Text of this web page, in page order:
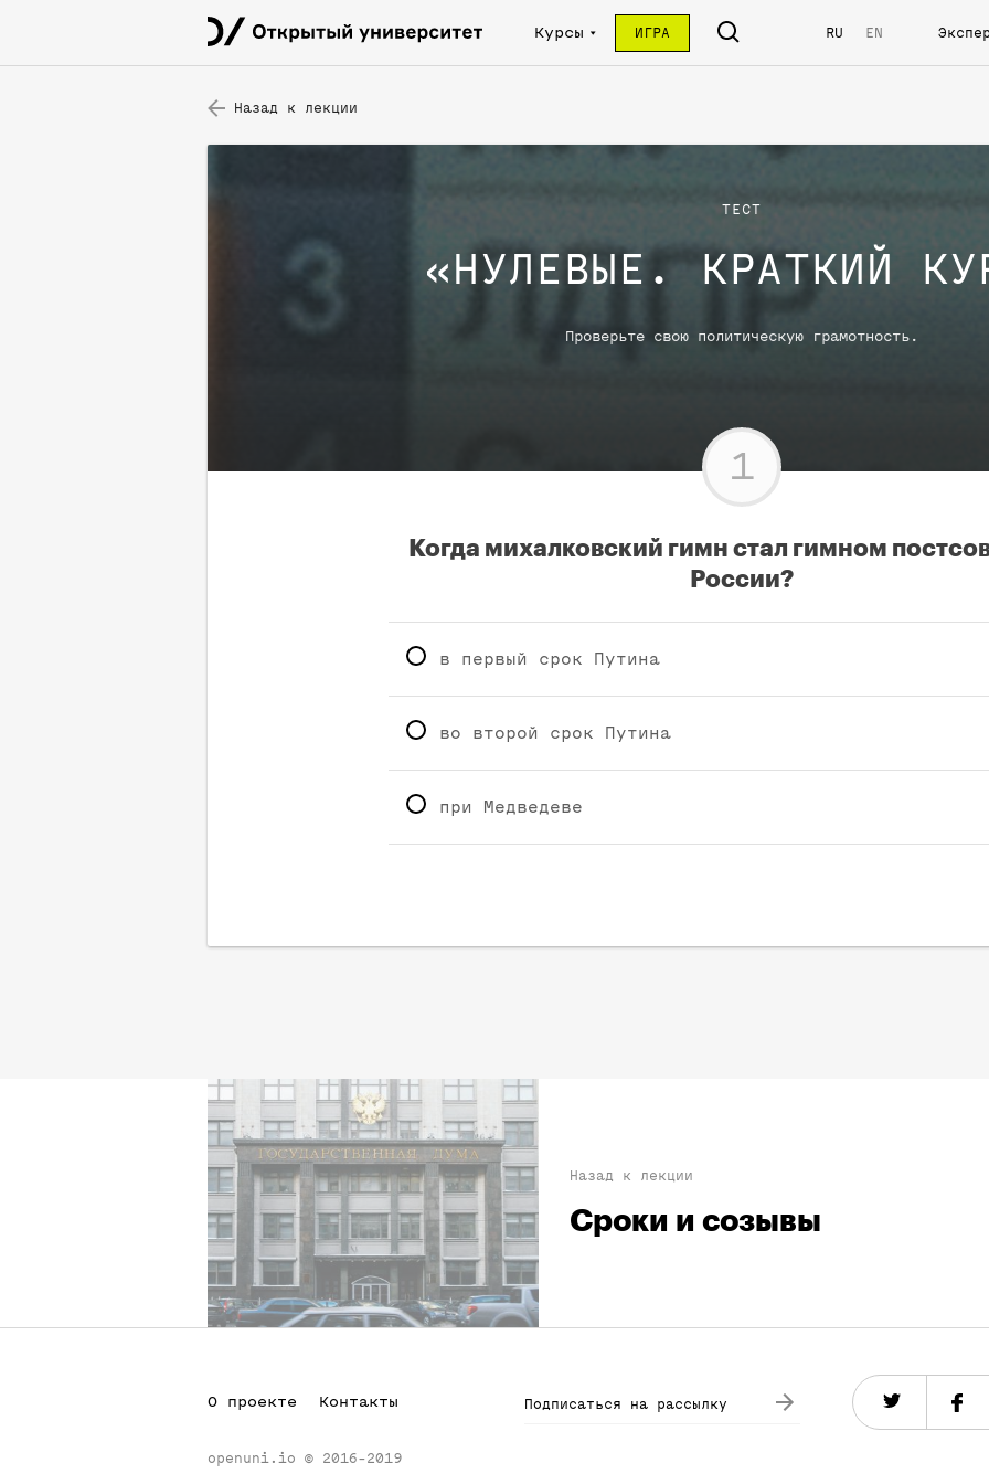
Курсы ИГРА RU EN
Назад к лекции
ТЕСТ
« НУЛЕВЫЕ. КРАТКИЙ
Проверьте свою политическую грамотность.
1
Когда михалковский гимн стал гимном
России?
в первый срок Путина
во второй срок Путина
при Медведеве
Назад к лекции
Сроки и созывы
О проекте Контакты Подписаться на рассылку
openuni.io © 2016-2019